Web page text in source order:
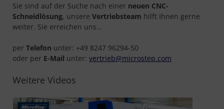
Sie sind auf der Suche nach einer neuen CNC-
Schneidlösung, unsere Vertriebsteam hilft Ihnen gerne
weiter. Sie erreichen uns…
per Telefon unter: +49 8247 96294-50
oder per E-Mail unter: vertrieb@microstep.com
Weitere Videos